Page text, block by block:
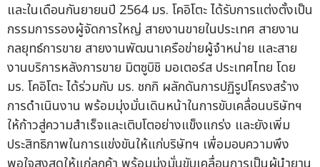
และในเดือนกันยายนปี 2564 มร. โคอิโตะ ได้รับการแต่งตั้งเป็น
กรรมการรองผู้จัดการใหญ่ สายงานขายในประเทศ สายงาน
กลยุทธ์การขาย สายงานพัฒนาเครือข่ายผู้จำหน่าย และสาย
งานบริการหลังการขาย มิตซูบิชิ มอเตอร์ส ประเทศไทย โดย
มร. โคอิโตะ ได้ร่วมกับ มร. ชกกิ ผลักดันการปฏิรูปโครงสร้าง
การดำเนินงาน พร้อมมุ่งมั่นเดินหน้าในการขับเคลื่อนบริษัทฯ
ให้ก้าวสู่ความสำเร็จและเติบโตอย่างแข็งแกร่ง และยังเพิ่ม
ประสิทธิภาพในการแข่งขันให้แก่บริษัทฯ เพื่อมอบความพึง